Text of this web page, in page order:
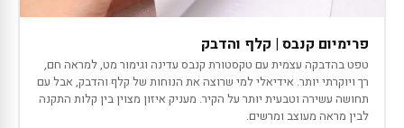
פרימיום קנבס | קלף והדבק
טפט בהדבקה עצמית עם טקסטורת קנבס עדינה וגימור מט, למראה חם,
רך ויוקרתי יותר. אידיאלי למי שרוצה את הנוחות של קלף והדבק, אבל עם
תחושה עשירה וטבעית יותר על הקיר. מעניק איזון מצוין בין קלות התקנה
לבין מראה מעוצב ומרשים.